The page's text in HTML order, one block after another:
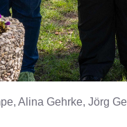
Alina Gehrke, Jörg